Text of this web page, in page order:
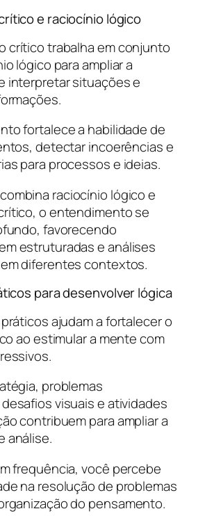
e raciocínio lógico
crítico trabalha em conjunto
lógico para ampliar a
interpretar situações e
fortalece a habilidade de
detectar incoerências e
para processos e ideias.
raciocínio lógico e
o entendimento se
favorecendo
estruturadas e análises
diferentes contextos.
para desenvolver lógica
ajudam a fortalecer o
ao estimular a mente com
problemas
visuais e atividades
contribuem para ampliar a
análise.
frequência, você percebe
na resolução de problemas
do pensamento.